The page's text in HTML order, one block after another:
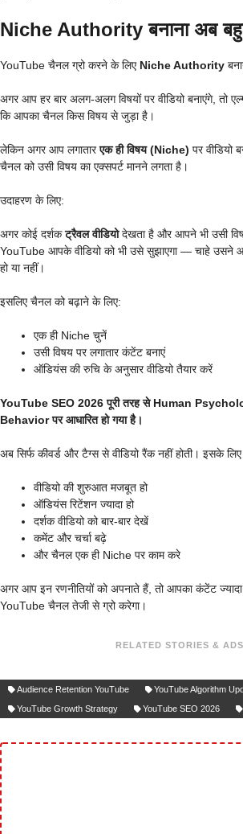
Niche Authority बनाना अब
YouTube चैनल ग्रो करने के लिए Niche Authority
अगर आप हर बार अलग-अलग विषयों पर वीडियो बनाएंगे, तो
कि आपका चैनल किस विषय से जुड़ा है।
लेकिन अगर आप लगातारएक ही विषय (Niche) पर
चैनल को उसी विषय का एक्सपर्ट मानने लगता है।
उदाहरण के लिए:
अगर कोई दर्शकट्रैवल वीडियोदेखता है और आपने भी उसी
YouTube आपके वीडियो को भी उसे सुझाएगा — चाहे उसने
हो या नहीं।
इसलिए चैनल को बढ़ाने के लिए:
एक ही Niche चुनें
उसी विषय पर लगातार कंटेंट बनाएं
ऑडियंस की रुचि के अनुसार वीडियो तैयार करें
YouTube SEO 2026 पूरी तरह से Human
Behavior पर आधारित हो गया है।
अब सिर्फ कीवर्ड और टैग्स से वीडियो रैंक नहीं होती। इसके
वीडियो की शुरुआत मजबूत हो
ऑडियंस रिटेंशन ज्यादा हो
दर्शक वीडियो को बार-बार देखें
कमेंट और चर्चा बढ़े
और चैनल एक ही Niche पर काम करे
अगर आप इन रणनीतियों को अपनाते हैं, तो आपका कंटेंट
YouTube चैनल तेजी से ग्रो करेगा।
RELATED STORIES & ADS
Audience Retention YouTube
YouTube Algorithm
YouTube Growth Strategy
YouTube SEO 2026